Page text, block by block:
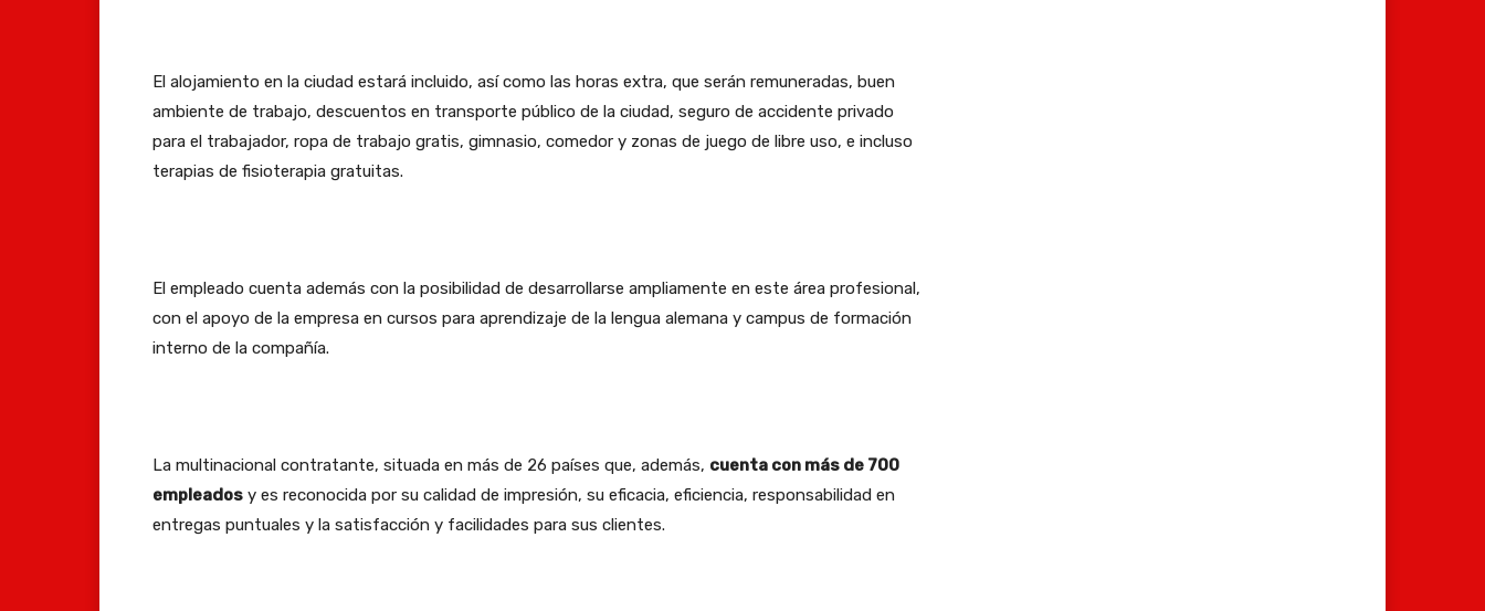
El alojamiento en la ciudad estará incluido, así como las horas extra, que serán remuneradas, buen
ambiente de trabajo, descuentos en transporte público de la ciudad, seguro de accidente privado
para el trabajador, ropa de trabajo gratis, gimnasio, comedor y zonas de juego de libre uso, e incluso
terapias de fisioterapia gratuitas.
El empleado cuenta además con la posibilidad de desarrollarse ampliamente en este área profesional,
con el apoyo de la empresa en cursos para aprendizaje de la lengua alemana y campus de formación
interno de la compañía.
La multinacional contratante, situada en más de 26 países que, además, cuenta con más de 700
empleados y es reconocida por su calidad de impresión, su eficacia, eficiencia, responsabilidad en
entregas puntuales y la satisfacción y facilidades para sus clientes.